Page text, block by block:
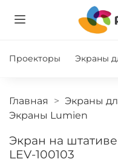
Проекторы Экраны
Главная
Экраны
Экраны Lumien
Экран на
LEV-100103